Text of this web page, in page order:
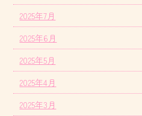
2025年7月
2025年6月
2025年5月
2025年4月
2025年3月